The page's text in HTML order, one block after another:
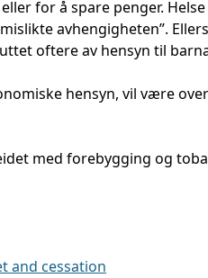
for å spare penger.
avhengigheten”.
oftere av hensyn til
hensyn, vil være
med forebygging og
and cessation